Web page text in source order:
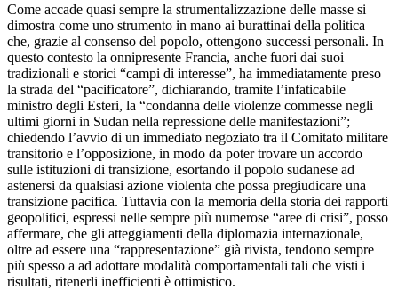
Come accade quasi sempre la strumentalizzazione delle masse si
dimostra come uno strumento in mano ai burattinai della politica
che, grazie al consenso del popolo, ottengono successi personali. In
questo contesto la onnipresente Francia, anche fuori dai suoi
tradizionali e storici “campi di interesse”, ha immediatamente preso
la strada del “pacificatore”, dichiarando, tramite l’infaticabile
ministro degli Esteri, la “condanna delle violenze commesse negli
ultimi giorni in Sudan nella repressione delle manifestazioni”;
chiedendo l’avvio di un immediato negoziato tra il Comitato militare
transitorio e l’opposizione, in modo da poter trovare un accordo
sulle istituzioni di transizione, esortando il popolo sudanese ad
astenersi da qualsiasi azione violenta che possa pregiudicare una
transizione pacifica. Tuttavia con la memoria della storia dei rapporti
geopolitici, espressi nelle sempre più numerose “aree di crisi”, posso
affermare, che gli atteggiamenti della diplomazia internazionale,
oltre ad essere una “rappresentazione” già rivista, tendono sempre
più spesso a ad adottare modalità comportamentali tali che visti i
risultati, ritenerli inefficienti è ottimistico.